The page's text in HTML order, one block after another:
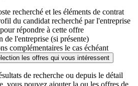
recherché et les éléments de contrat
du candidat recherché par l'entreprise
répondre à cette offre
de l'entreprise (si présente)
complémentaires le cas échéant
les offres qui vous intéressent
de recherche ou depuis le détail
vous pouvez ajouter la ou les offres de